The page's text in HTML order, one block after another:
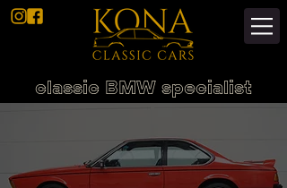
classic BMW specialist